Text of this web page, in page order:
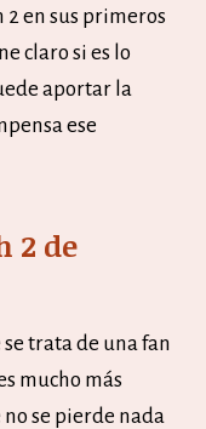
en sus primeros
claro si es lo
aportar la
ese
2 de
trata de una fan
mucho más
se pierde nada